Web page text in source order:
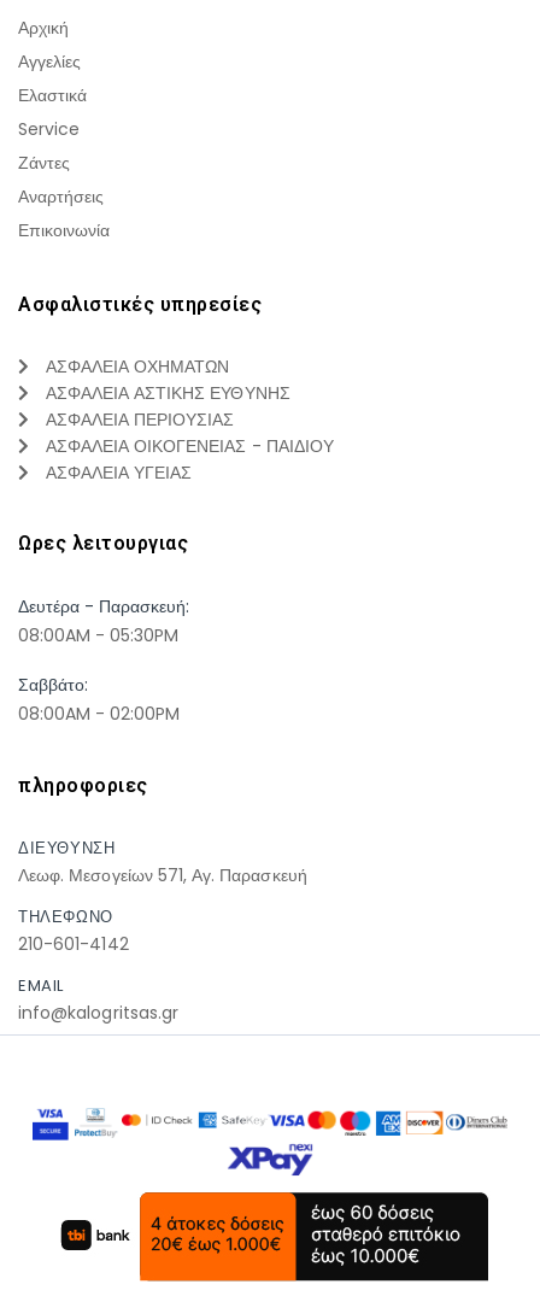
Αρχική
Αγγελίες
Ελαστικά
Service
Ζάντες
Αναρτήσεις
Επικοινωνία
Ασφαλιστικές υπηρεσίες
ΑΣΦΑΛΕΙΑ ΟΧΗΜΑΤΩΝ
ΑΣΦΑΛΕΙΑ ΑΣΤΙΚΗΣ ΕΥΘΥΝΗΣ
ΑΣΦΑΛΕΙΑ ΠΕΡΙΟΥΣΙΑΣ
ΑΣΦΑΛΕΙΑ ΟΙΚΟΓΕΝΕΙΑΣ - ΠΑΙΔΙΟΥ
ΑΣΦΑΛΕΙΑ ΥΓΕΙΑΣ
Ωρες λειτουργιας
Δευτέρα - Παρασκευή:
08:00AM - 05:30PM
Σαββάτο:
08:00AM - 02:00PM
πληροφοριες
ΔΙΕΥΘΥΝΣΗ
Λεωφ. Μεσογείων 571, Αγ. Παρασκευή
ΤΗΛΕΦΩΝΟ
210-601-4142
EMAIL
info@kalogritsas.gr